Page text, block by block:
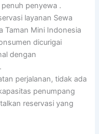
penyewa .
layanan Sewa
Taman Mini Indonesia
dicurigai
dengan
perjalanan, tidak ada
penumpang
reservasi yang